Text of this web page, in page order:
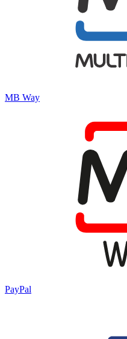
MB Way
PayPal